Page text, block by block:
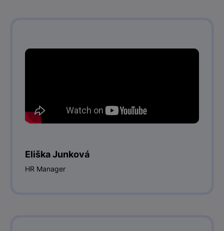
Eliška Junková
HR Manager